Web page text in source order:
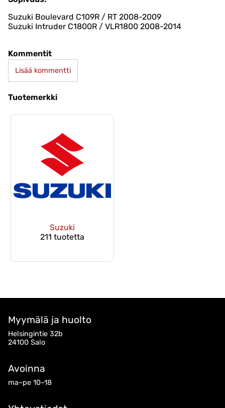
Suzuki Boulevard C109R / RT 2008-2009
Suzuki Intruder C1800R / VLR1800 2008-2014
Kommentit
Lisää kommentti
Tuotemerkki
Suzuki
211 tuotetta
Myymälä ja huolto
Helsingintie 32b
24100 Salo
Avoinna
ma–pe 10–18